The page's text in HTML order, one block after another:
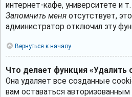
интернет-кафе, университете и
Запомнить меня отсутствует,
администратор отключил эту
Вернуться к началу
Что делает функция «Удалить
Она удаляет все созданные
вам оставаться авторизованным